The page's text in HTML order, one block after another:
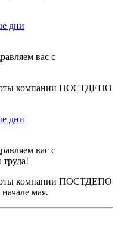
дни
вас с
компании ПОСТДЕПО
дни
вас с
компании ПОСТДЕПО
мая.